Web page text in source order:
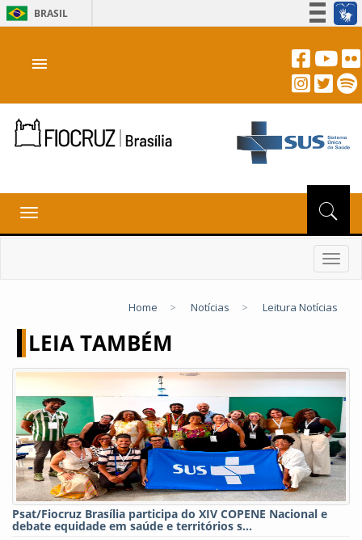
BRASIL
Acesso à informação
Canais
menu
Toggle
navigation
Home > Notícias > Leitura Notícias
LEIA TAMBÉM
Psat/Fiocruz Brasília participa do XIV COPENE Nacional e
debate equidade em saúde e territórios s...